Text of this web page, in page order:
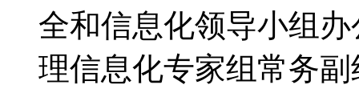
全和信息化领导小组
理信息化专家组常务